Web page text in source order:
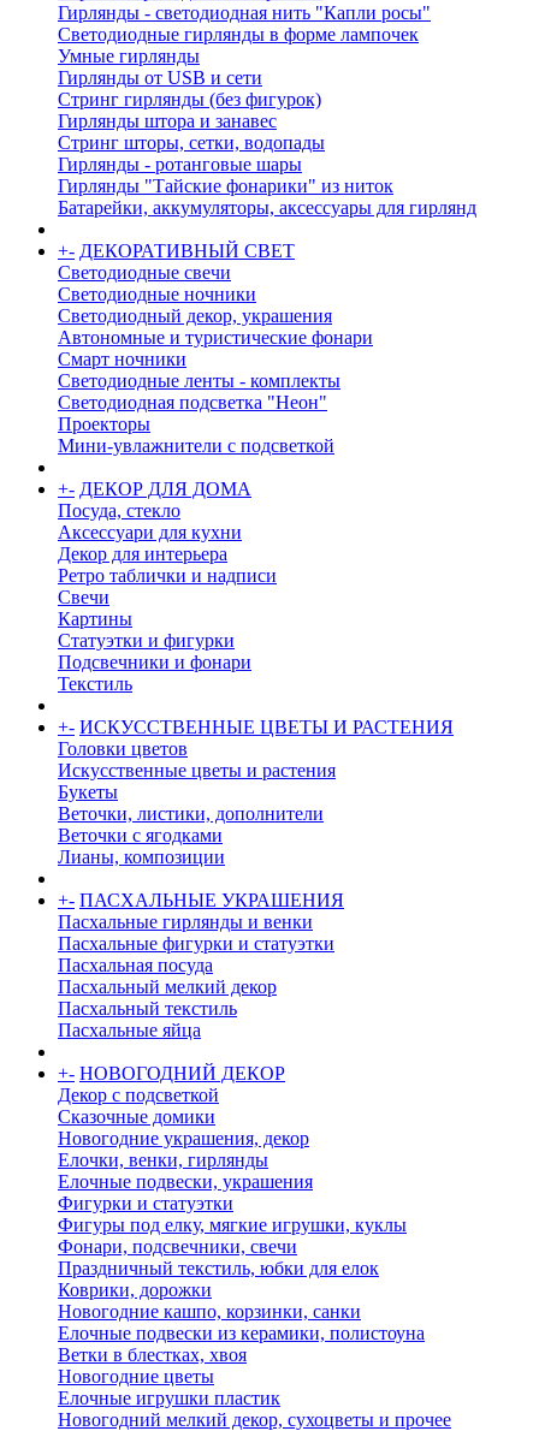
Гирлянды - светодиодная нить "Капли росы"
Светодиодные гирлянды в форме лампочек
Умные гирлянды
Гирлянды от USB и сети
Стринг гирлянды (без фигурок)
Гирлянды штора и занавес
Стринг шторы, сетки, водопады
Гирлянды - ротанговые шары
Гирлянды "Тайские фонарики" из ниток
Батарейки, аккумуляторы, аксессуары для гирлянд
+- ДЕКОРАТИВНЫЙ СВЕТ
Светодиодные свечи
Светодиодные ночники
Светодиодный декор, украшения
Автономные и туристические фонари
Смарт ночники
Светодиодные ленты - комплекты
Светодиодная подсветка "Неон"
Проекторы
Мини-увлажнители с подсветкой
+- ДЕКОР ДЛЯ ДОМА
Посуда, стекло
Аксессуари для кухни
Декор для интерьера
Ретро таблички и надписи
Свечи
Картины
Статуэтки и фигурки
Подсвечники и фонари
Текстиль
+- ИСКУССТВЕННЫЕ ЦВЕТЫ И РАСТЕНИЯ
Головки цветов
Искусственные цветы и растения
Букеты
Веточки, листики, дополнители
Веточки с ягодками
Лианы, композиции
+- ПАСХАЛЬНЫЕ УКРАШЕНИЯ
Пасхальные гирлянды и венки
Пасхальные фигурки и статуэтки
Пасхальная посуда
Пасхальный мелкий декор
Пасхальный текстиль
Пасхальные яйца
+- НОВОГОДНИЙ ДЕКОР
Декор с подсветкой
Сказочные домики
Новогодние украшения, декор
Елочки, венки, гирлянды
Елочные подвески, украшения
Фигурки и статуэтки
Фигуры под елку, мягкие игрушки, куклы
Фонари, подсвечники, свечи
Праздничный текстиль, юбки для елок
Коврики, дорожки
Новогодние кашпо, корзинки, санки
Елочные подвески из керамики, полистоуна
Ветки в блестках, хвоя
Новогодние цветы
Елочные игрушки пластик
Новогодний мелкий декор, сухоцветы и прочее